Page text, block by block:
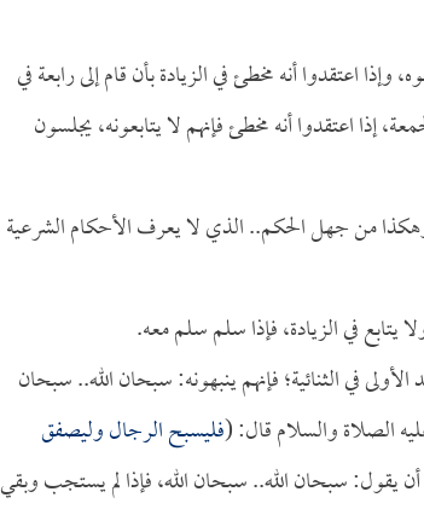
اعتقدوا أنه مخطئ في الزيادة بأن قام إلى رابعة في
إذا اعتقدوا أنه مخطئ فإنهم لا يتابعونه، يجلسون
وهكذا من جهل الحكم.. الذي لا يعرف الأحكام الشرعية
في الزيادة، فإذا سلم سلم معه.
في الثنائية؛ فإنهم ينبهونه: سبحان الله.. سبحان
الصلاة والسلام قال: (فليسبح الرجال وليصفق
يقول: سبحان الله.. سبحان الله، فإذا لم يستجب وبقي